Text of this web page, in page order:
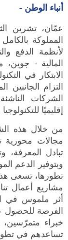
أنباء الوطن -
المملوكة
لأنظمة الدفع
المالية -
الابتكار في
التزام الجانبين
الشركات
إقليميًا للتكنولوجيا
من خلال هذه
مجالات محورية
تبادل المعرفة،
وبتوفير الدعم
تطورها، تسعى
مشاريع أعمال
أثر ملموس في
الفرصة للحصول
خبراء متمرّسين،
تساعدهم في